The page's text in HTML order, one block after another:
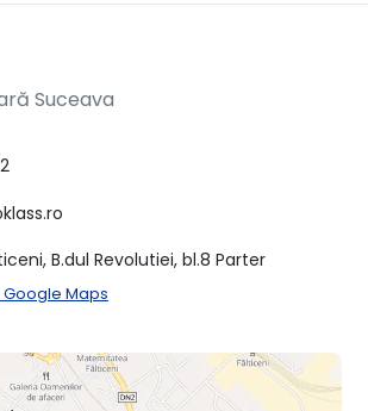
Suceava
B.dul Revolutiei, bl.8 Parter
Maps